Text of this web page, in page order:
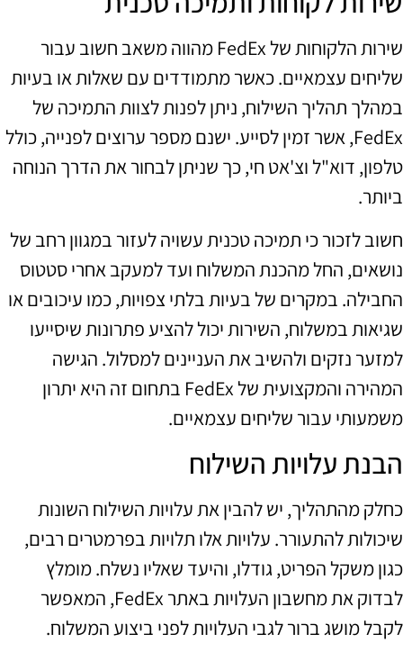
שירות הלקוחות של FedEx מהווה משאב חשוב עבור
שליחים עצמאיים. כאשר מתמודדים עם שאלות או בעיות
במהלך תהליך השילוח, ניתן לפנות לצוות התמיכה של
FedEx, אשר זמין לסייע. ישנם מספר ערוצים לפנייה, כולל
טלפון, דוא"ל וצ'אט חי, כך שניתן לבחור את הדרך הנוחה
ביותר.
חשוב לזכור כי תמיכה טכנית עשויה לעזור במגוון רחב של
נושאים, החל מהכנת המשלוח ועד למעקב אחרי סטטוס
החבילה. במקרים של בעיות בלתי צפויות, כמו עיכובים או
שגיאות במשלוח, השירות יכול להציע פתרונות שיסייעו
למזער נזקים ולהשיב את העניינים למסלול. הגישה
המהירה והמקצועית של FedEx בתחום זה היא יתרון
משמעותי עבור שליחים עצמאיים.
הבנת עלויות השילוח
כחלק מהתהליך, יש להבין את עלויות השילוח השונות
שיכולות להתעורר. עלויות אלו תלויות בפרמטרים רבים,
כגון משקל הפריט, גודלו, והיעד שאליו נשלח. מומלץ
לבדוק את מחשבון העלויות באתר FedEx, המאפשר
לקבל מושג ברור לגבי העלויות לפני ביצוע המשלוח.